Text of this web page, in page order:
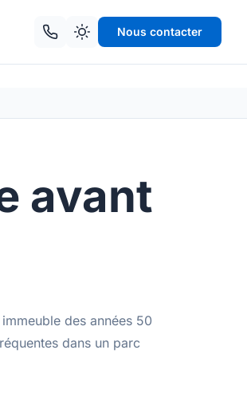
Nous contacter
avant
des années 50
dans un parc